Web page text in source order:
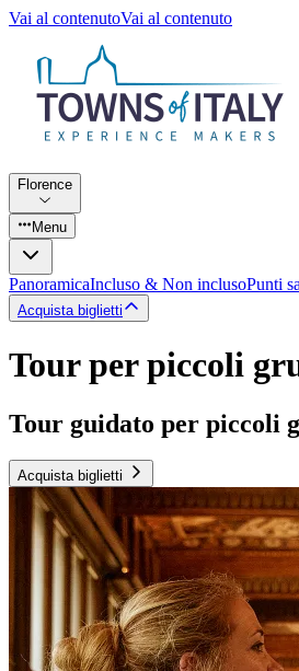
Vai al contenutoVai al contenuto
Florence
Menu
PanoramicaIncluso & Non inclusoPunti
Acquista biglietti
Tour per piccoli
Tour guidato per piccoli
Acquista biglietti